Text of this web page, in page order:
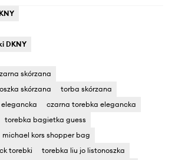
DKNY
skórzana
skórzana
torba skórzana
czarna torebka elegancka
torebka bagietka guess
michael kors shopper bag
ck torebki
torebka liu jo listonoszka